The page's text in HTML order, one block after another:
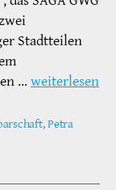
Stadtteilen
… weiterlesen
,Petra